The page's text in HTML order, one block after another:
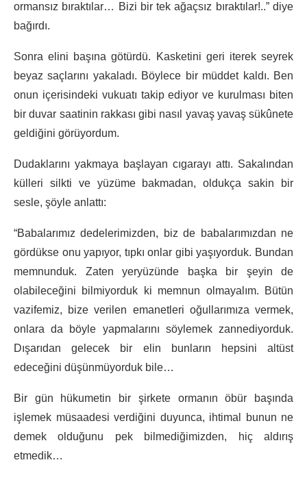
ormansız bıraktılar… Bizi bir tek ağaçsız bıraktılar!..” diye
bağırdı.
Sonra elini başına götürdü. Kasketini geri iterek seyrek
beyaz saçlarını yakaladı. Böylece bir müddet kaldı. Ben
onun içerisindeki vukuatı takip ediyor ve kurulması biten
bir duvar saatinin rakkası gibi nasıl yavaş yavaş sükûnete
geldiğini görüyordum.
Dudaklarını yakmaya başlayan cıgarayı attı. Sakalından
külleri silkti ve yüzüme bakmadan, oldukça sakin bir
sesle, şöyle anlattı:
“Babalarımız dedelerimizden, biz de babalarımızdan ne
gördükse onu yapıyor, tıpkı onlar gibi yaşıyorduk. Bundan
memnunduk. Zaten yeryüzünde başka bir şeyin de
olabileceğini bilmiyorduk ki memnun olmayalım. Bütün
vazifemiz, bize verilen emanetleri oğullarımıza vermek,
onlara da böyle yapmalarını söylemek zannediyorduk.
Dışarıdan gelecek bir elin bunların hepsini altüst
edeceğini düşünmüyorduk bile…
Bir gün hükumetin bir şirkete ormanın öbür başında
işlemek müsaadesi verdiğini duyunca, ihtimal bunun ne
demek olduğunu pek bilmediğimizden, hiç aldırış
etmedik…